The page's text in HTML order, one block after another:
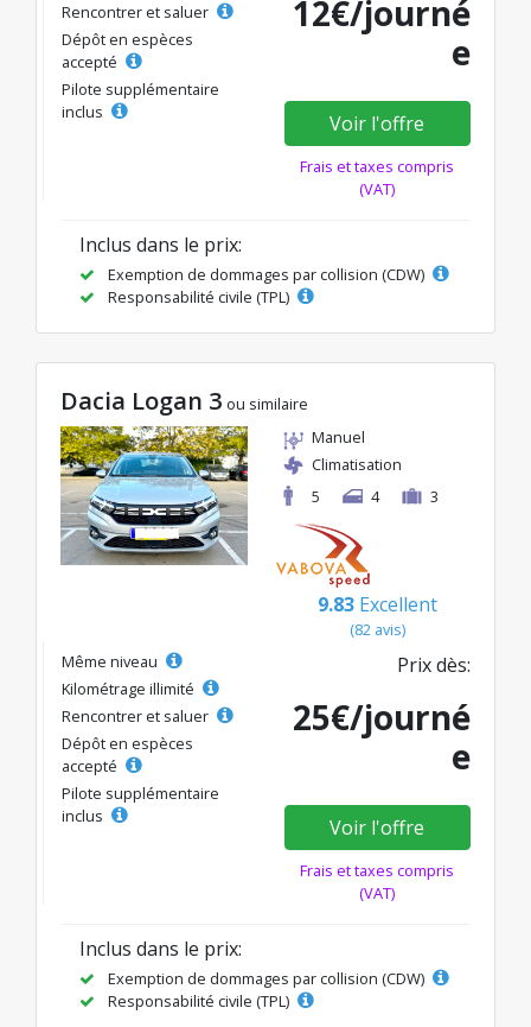
Rencontrer et saluer
Dépôt en espèces
accepté
Pilote supplémentaire
inclus
12€/journé
e
Voir l'offre
Frais et taxes compris
(VAT)
Inclus dans le prix:
Exemption de dommages par collision (CDW)
Responsabilité civile (TPL)
Dacia Logan 3 ou similaire
Manuel
Climatisation
5
4 3
9.83 Excellent
(82 avis)
Même niveau
Kilométrage illimité
Rencontrer et saluer
Dépôt en espèces
accepté
Pilote supplémentaire
inclus
Prix dès:
25€/journé
e
Voir l'offre
Frais et taxes compris
(VAT)
Inclus dans le prix:
Exemption de dommages par collision (CDW)
Responsabilité civile (TPL)